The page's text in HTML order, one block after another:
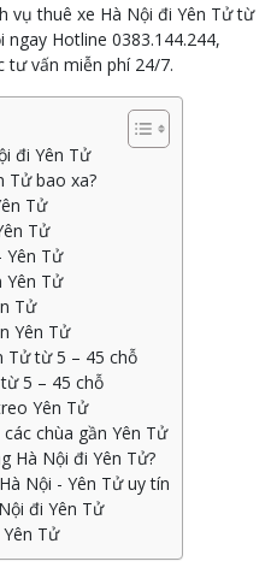
vụ thuê xe Hà Nội đi Yên Tử từ
Hotline 0383.144.244,
tư vấn miễn phí 24/7.
đi Yên Tử
Tử bao xa?
Tử
Tử
Yên Tử
Yên Tử
Tử
Yên Tử
Tử từ 5 – 45 chỗ
5 – 45 chỗ
Yên Tử
chùa gần Yên Tử
Hà Nội đi Yên Tử?
Nội - Yên Tử uy tín
đi Yên Tử
Tử